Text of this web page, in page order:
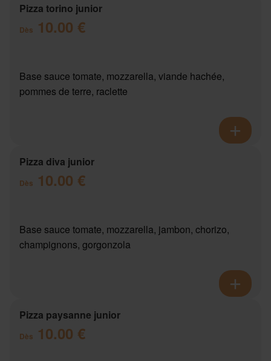
Pizza torino junior
Dès 10.00 €
Base sauce tomate, mozzarella, viande hachée,
pommes de terre, raclette
Pizza diva junior
Dès 10.00 €
Base sauce tomate, mozzarella, jambon, chorizo,
champignons, gorgonzola
Pizza paysanne junior
Dès 10.00 €